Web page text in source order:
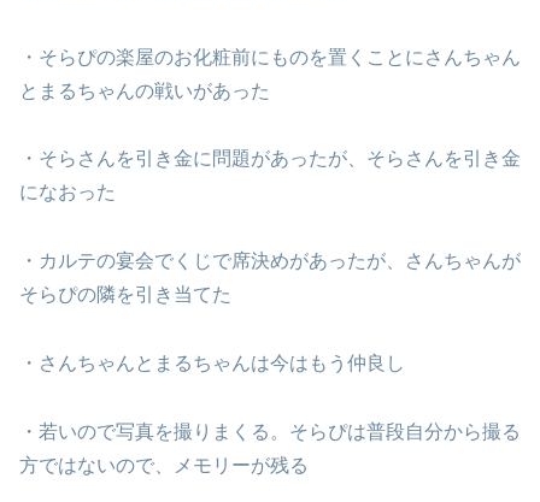
・そらぴの楽屋のお化粧前にものを置くことにさんちゃん
とまるちゃんの戦いがあった
・そらさんを引き金に問題があったが、そらさんを引き金
になおった
・カルテの宴会でくじで席決めがあったが、さんちゃんが
そらぴの隣を引き当てた
・さんちゃんとまるちゃんは今はもう仲良し
・若いので写真を撮りまくる。そらぴは普段自分から撮る
方ではないので、メモリーが残る